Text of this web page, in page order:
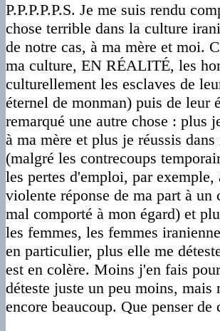
P.P.P.P.P.S. Je me suis rendu
chose terrible dans la culture
de notre cas, à ma mère et moi.
ma culture, EN RÉALITÉ, les
culturellement les esclaves de
éternel de monman) puis de leur
remarqué une autre chose : plus
à ma mère et plus je réussis dans
(malgré les contrecoups
les pertes d'emploi, par exemple,
violente réponse de ma part à un
mal comporté à mon égard) et
les femmes, les femmes
en particulier, plus elle me
est en colère. Moins j'en fais
déteste juste un peu moins, mais
encore beaucoup. Que penser de